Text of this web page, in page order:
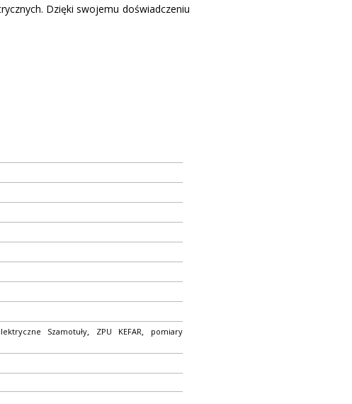
Dzięki swojemu doświadczeniu
Szamotuły, ZPU KEFAR, pomiary